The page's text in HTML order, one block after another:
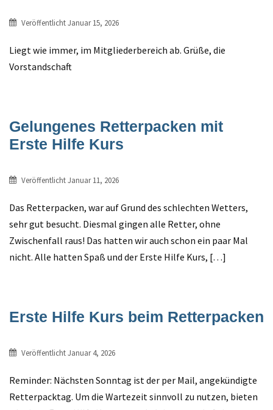
VeröffentlichtJanuar 15, 2026
Liegt wie immer, im Mitgliederbereich ab. Grüße, die
Vorstandschaft
Gelungenes Retterpacken mit
Erste Hilfe Kurs
VeröffentlichtJanuar 11, 2026
Das Retterpacken, war auf Grund des schlechten Wetters,
sehr gut besucht. Diesmal gingen alle Retter, ohne
Zwischenfall raus! Das hatten wir auch schon ein paar Mal
nicht. Alle hatten Spaß und der Erste Hilfe Kurs, […]
Erste Hilfe Kurs beim Retterpacken
VeröffentlichtJanuar 4, 2026
Reminder: Nächsten Sonntag ist der per Mail, angekündigte
Retterpacktag. Um die Wartezeit sinnvoll zu nutzen, bieten